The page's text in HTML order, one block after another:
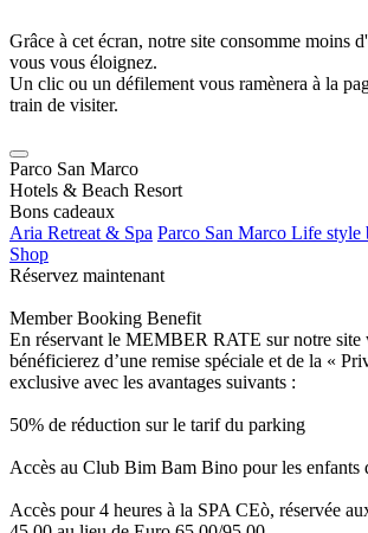
Grâce à cet écran, notre site consomme moins
vous vous éloignez.
Un clic ou un défilement vous ramènera à la
train de visiter.
Parco San Marco
Hotels & Beach Resort
Bons cadeaux
Aria Retreat & Spa Parco San Marco Life style
Shop
Réservez maintenant
Member Booking Benefit
En réservant le MEMBER RATE sur notre site
bénéficierez d’une remise spéciale et de la «
exclusive avec les avantages suivants :
50% de réduction sur le tarif du parking
Accès au Club Bim Bam Bino pour les enfants
Accès pour 4 heures à la SPA CEò, réservée